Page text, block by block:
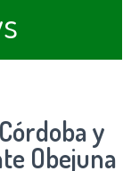
y
Obejuna